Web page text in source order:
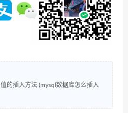
的插入方法 (mysql数据库怎么插入